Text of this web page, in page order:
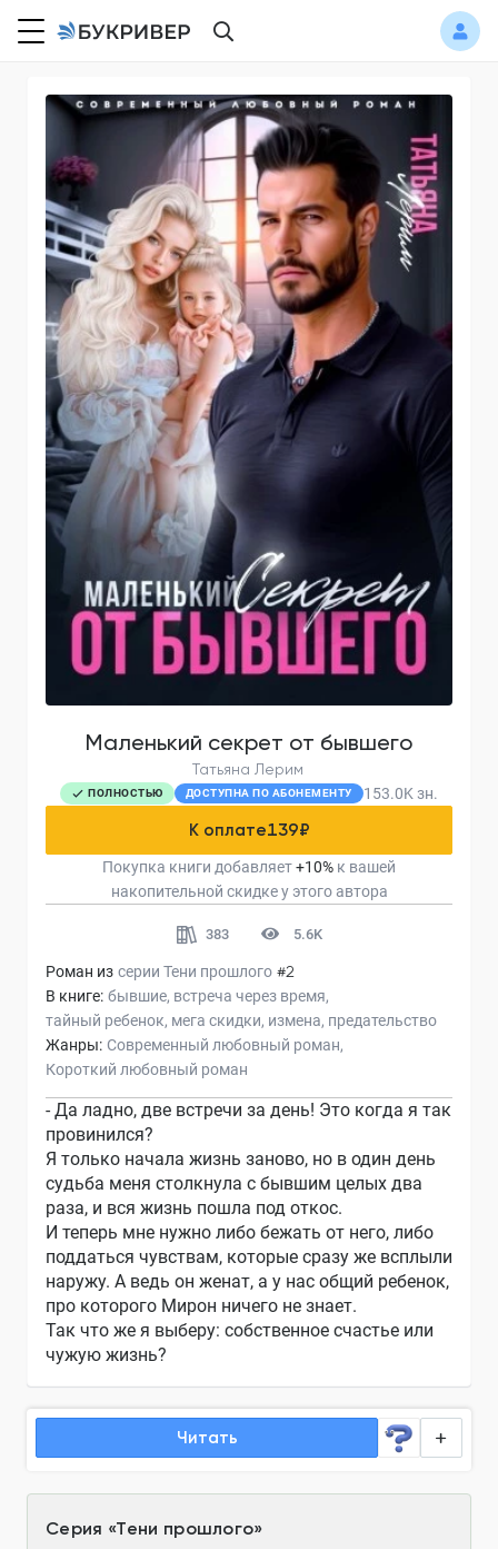
Маленький секрет от бывшего
Татьяна Лерим
ПОЛНОСТЬЮ ДОСТУПНА ПО АБОНЕМЕНТУ 153.0K зн.
К оплате139₽
Покупка книги добавляет+10% к вашей
накопительной скидке у этого автора
383 5.6K
Роман из серии Тени прошлого #2
В книге: бывшие встреча через время
тайный ребенок мега скидки измена предательство
Жанры: Современный любовный роман
Короткий любовный роман
- Да ладно, две встречи за день! Это когда я так
провинился?
Я только начала жизнь заново, но в один день
судьба меня столкнула с бывшим целых два
раза, и вся жизнь пошла под откос.
И теперь мне нужно либо бежать от него, либо
поддаться чувствам, которые сразу же всплыли
наружу. А ведь он женат, а у нас общий ребенок,
про которого Мирон ничего не знает.
Так что же я выберу: собственное счастье или
чужую жизнь?
Читать
Серия «Тени прошлого»